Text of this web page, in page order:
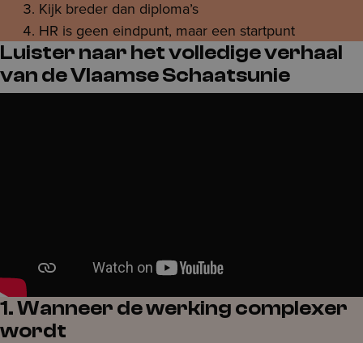
Kijk breder dan diploma’s
HR is geen eindpunt, maar een startpunt
Luister naar het volledige verhaal
van de Vlaamse Schaatsunie
1. Wanneer de werking complexer
wordt